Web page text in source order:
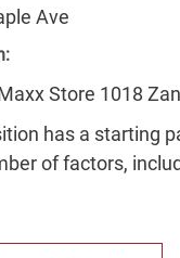
Ave
Store 1018
has a starting
of factors,